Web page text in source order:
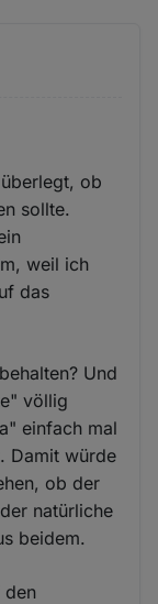
ob
sollte.
weil ich
das
Und
völlig
einfach mal
Damit würde
ob der
natürliche
beidem.
den